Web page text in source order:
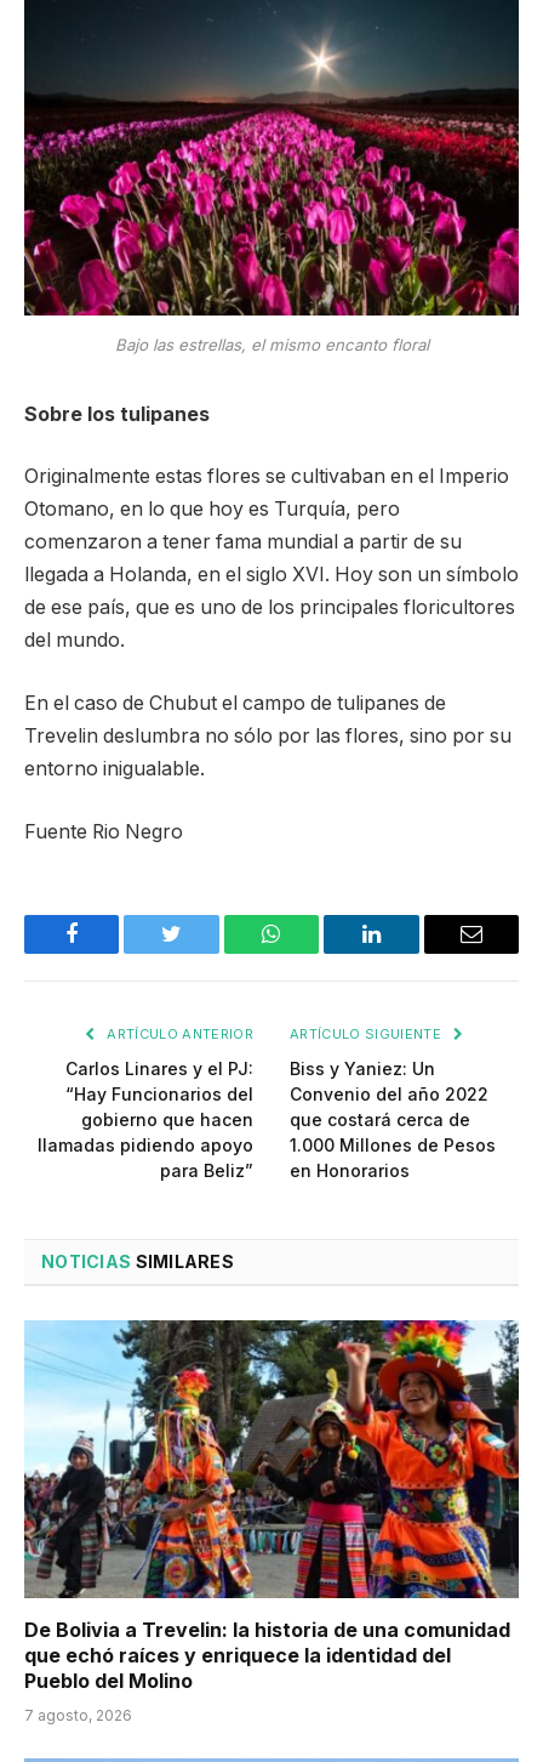
Bajo las estrellas, el mismo encanto floral
Sobre los tulipanes
Originalmente estas flores se cultivaban en el Imperio
Otomano, en lo que hoy es Turquía, pero
comenzaron a tener fama mundial a partir de su
llegada a Holanda, en el siglo XVI. Hoy son un símbolo
de ese país, que es uno de los principales floricultores
del mundo.
En el caso de Chubut el campo de tulipanes de
Trevelin deslumbra no sólo por las flores, sino por su
entorno inigualable.
Fuente Rio Negro
Facebook Twitter WhatsApp LinkedIn Email
ARTÍCULO ANTERIOR
Carlos Linares y el PJ:
“Hay Funcionarios del
gobierno que hacen
llamadas pidiendo apoyo
para Beliz”
ARTÍCULO SIGUIENTE
Biss y Yaniez: Un
Convenio del año 2022
que costará cerca de
1.000 Millones de Pesos
en Honorarios
NOTICIAS SIMILARES
De Bolivia a Trevelin: la historia de una comunidad
que echó raíces y enriquece la identidad del
Pueblo del Molino
7 agosto, 2026